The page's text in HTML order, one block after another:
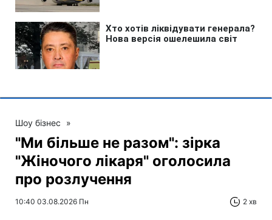
Шоу бізнес »
"Ми більше не разом": зірка
"Жіночого лікаря" оголосила
про розлучення
10:40 03.08.2026 Пн 2 хв